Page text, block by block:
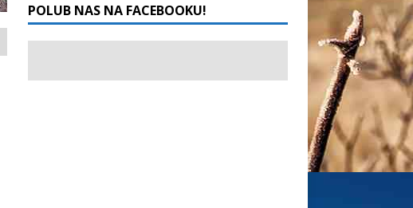
POLUB NAS NA FACEBOOKU!